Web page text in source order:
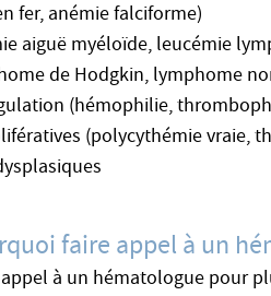
fer, anémie falciforme)
aiguë myéloïde, leucémie
de Hodgkin, lymphome
(hémophilie,
(polycythémie vraie,
faire appel à un
à un hématologue pour